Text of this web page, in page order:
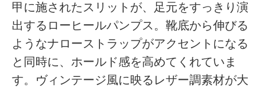
甲に施されたスリットが、足元をすっきり演
出するローヒールパンプス。靴底から伸びる
ようなナローストラップがアクセントになる
と同時に、ホールド感を高めてくれていま
す。ヴィンテージ風に映るレザー調素材が大